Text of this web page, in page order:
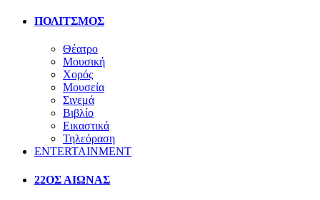
ΠΟΛΙΤΣΜΟΣ
Θέατρο
Μουσική
Χορός
Μουσεία
Σινεμά
Βιβλίο
Εικαστικά
Τηλεόραση
ENTERTAINMENT
22ΟΣ ΑΙΩΝΑΣ